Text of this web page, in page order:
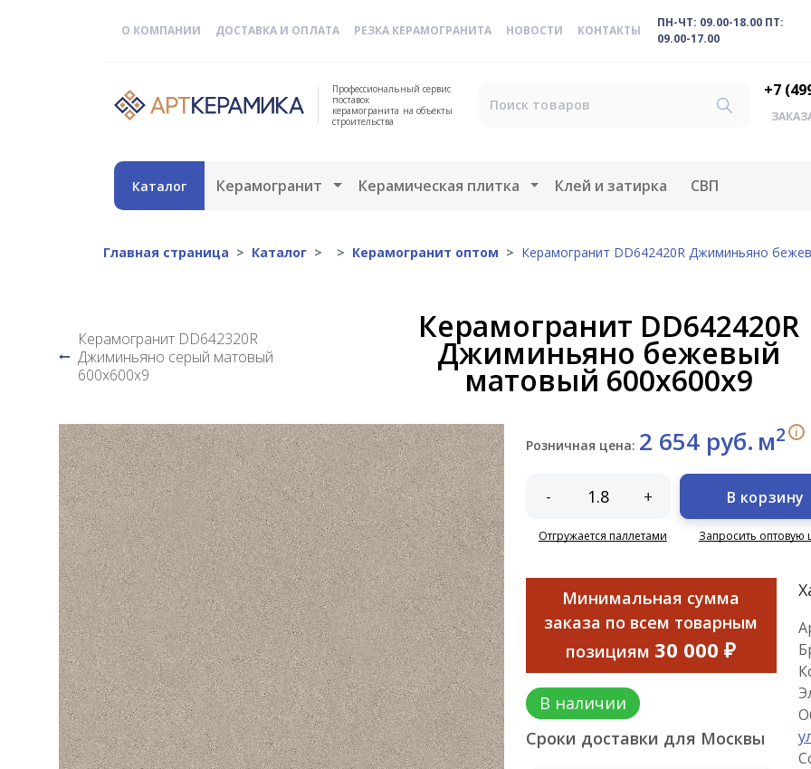
О КОМПАНИИ ДОСТАВКА И ОПЛАТА РЕЗКА КЕРАМОГРАНИТА НОВОСТИ КОНТАКТЫ
ПН-ЧТ: 09.00-18.00 ПТ:
09.00-17.00
Профессиональный сервис
поставок
керамогранита на объекты
строительства
+7
Каталог Керамогранит Открыть меню
Керамическая плитка Открыть меню
Клей и затирка СВП
Главная страница Каталог Керамогранит оптом Керамогранит DD642420R Джиминьяно
Керамогранит DD642320R
Джиминьяно серый матовый
600х600х9
Керамогранит DD642420R
Джиминьяно бежевый
матовый 600х600х9
Розничная цена: 2 654 руб. м2 i
- +
Отгружается паллетами
В корзину
Запросить оптовую
Минимальная сумма
заказа по всем товарным
позициям 30 000 ₽
В наличии
Сроки доставки для Москвы